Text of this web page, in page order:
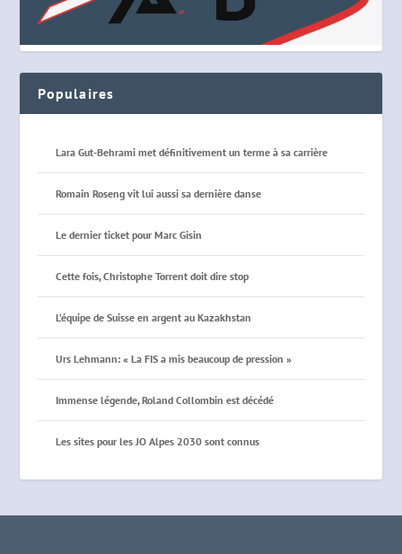
Populaires
Lara Gut-Behrami met définitivement un terme à sa carrière
Romain Roseng vit lui aussi sa dernière danse
Le dernier ticket pour Marc Gisin
Cette fois, Christophe Torrent doit dire stop
L’équipe de Suisse en argent au Kazakhstan
Urs Lehmann: « La FIS a mis beaucoup de pression »
Immense légende, Roland Collombin est décédé
Les sites pour les JO Alpes 2030 sont connus